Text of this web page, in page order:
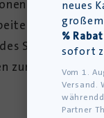
zur Autorin
zum
Hörbuch
neues
großem
%
sofort
Vom 1.
Versand.
Partner